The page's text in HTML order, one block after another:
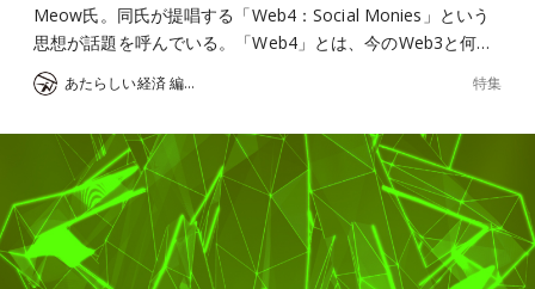
Meow氏。同氏が提唱する「Web4：Social Monies」という
思想が話題を呼んでいる。「Web4」とは、今のWeb3と何…
あたらしい経済 編集部 特集